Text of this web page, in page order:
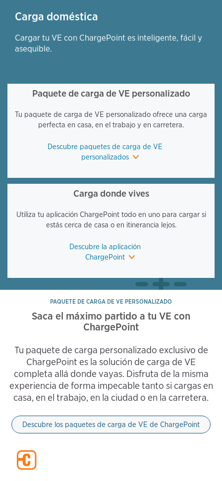
Carga doméstica
Cargar tu VE con ChargePoint es inteligente, fácil y
asequible.
Paquete de carga de VE personalizado
Tu paquete de carga de VE personalizado ofrece una carga
perfecta en casa, en el trabajo y en carretera.
Descubre paquetes de carga de VE
personalizados
Carga donde vives
Utiliza tu aplicación ChargePoint todo en uno para cargar si
estás cerca de casa o en itinerancia lejos.
Descubre la aplicación
ChargePoint
PAQUETE DE CARGA DE VE PERSONALIZADO
Saca el máximo partido a tu VE con
ChargePoint
Tu paquete de carga personalizado exclusivo de
ChargePoint es la solución de carga de VE
completa allá donde vayas. Disfruta de la misma
experiencia de forma impecable tanto si cargas en
casa, en el trabajo, en la ciudad o en la carretera.
Descubre los paquetes de carga de VE de ChargePoint